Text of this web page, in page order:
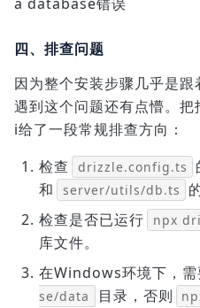
四、排查问题
因为整个安装步骤几乎是
遇到这个问题还有点懵。
i给了一段常规排查方向：
检查
drizzle.config.ts
和
server/utils/db.ts
检查是否已运行
npx
库文件。
在Windows环境下，需
se/data
目录，否则